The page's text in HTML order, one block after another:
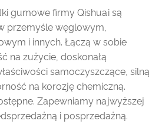
gumowe firmy Qishuai są
przemyśle węglowym,
i innych. Łączą w sobie
na zużycie, doskonałą
samoczyszczące, silną
na korozję chemiczną.
Zapewniamy najwyższej
i posprzedażną.